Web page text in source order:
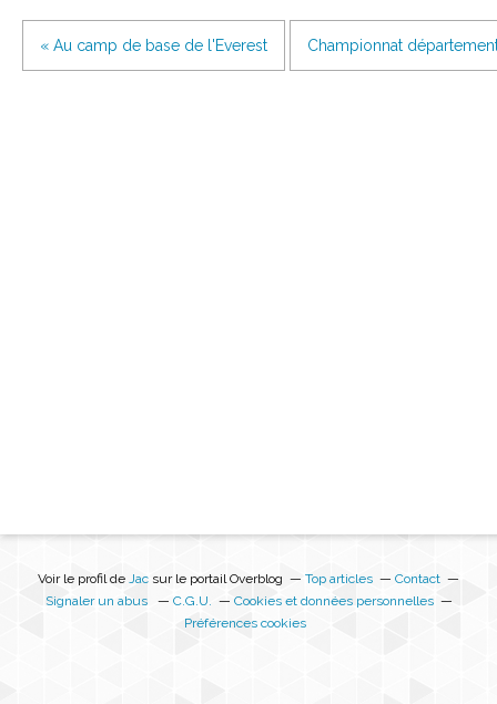
« Au camp de base de l'Everest Championnat
Voir le profil de Jac sur le portail Overblog Top articles
Contact
Signaler un abus
C.G.U.
Cookies et données personnelles
Préférences cookies